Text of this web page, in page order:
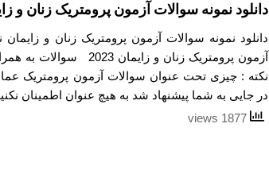
دانلود نمونه سوالات آزمون پرومتریک زنان و
دانلود نمونه سوالات آزمون پرومتریک زنان و زایمان
آزمون پرومتریک زنان و
نکته : چیزی تحت عنوان سوالات آزمون پرومتریک
در جایی به شما پیشنهاد شد به هیچ عنوان اطمینان